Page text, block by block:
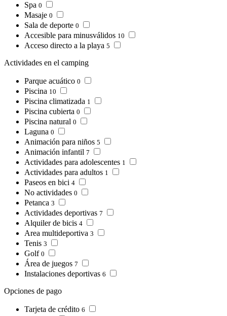
Spa 0
Masaje 0
Sala de deporte 0
Accesible para minusválidos 10
Acceso directo a la playa 5
Actividades en el camping
Parque acuático 0
Piscina 10
Piscina climatizada 1
Piscina cubierta 0
Piscina natural 0
Laguna 0
Animación para niños 5
Animación infantil 7
Actividades para adolescentes 1
Actividades para adultos 1
Paseos en bici 4
No actividades 0
Petanca 3
Actividades deportivas 7
Alquiler de bicis 4
Area multideportiva 3
Tenis 3
Golf 0
Área de juegos 7
Instalaciones deportivas 6
Opciones de pago
Tarjeta de crédito 6